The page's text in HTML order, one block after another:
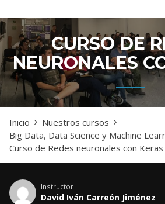
CURSO DE
NEURONALES
Inicio
Nuestros cursos
Big Data, Data Science y Machine
Curso de Redes neuronales con Keras
Instructor
David Iván Carreón Jiménez